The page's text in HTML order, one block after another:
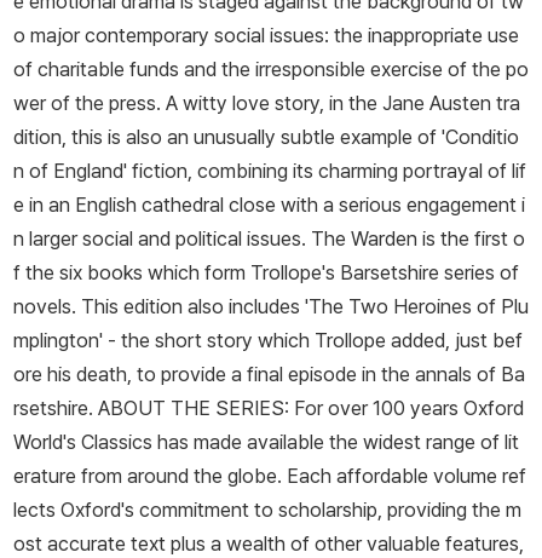
o major contemporary social issues: the inappropriate use
of charitable funds and the irresponsible exercise of the po
wer of the press. A witty love story, in the Jane Austen tra
dition, this is also an unusually subtle example of 'Conditio
n of England' fiction, combining its charming portrayal of lif
e in an English cathedral close with a serious engagement i
n larger social and political issues. The Warden is the first o
f the six books which form Trollope's Barsetshire series of
novels. This edition also includes 'The Two Heroines of Plu
mplington' - the short story which Trollope added, just bef
ore his death, to provide a final episode in the annals of Ba
rsetshire. ABOUT THE SERIES: For over 100 years Oxford
World's Classics has made available the widest range of lit
erature from around the globe. Each affordable volume ref
lects Oxford's commitment to scholarship, providing the m
ost accurate text plus a wealth of other valuable features,